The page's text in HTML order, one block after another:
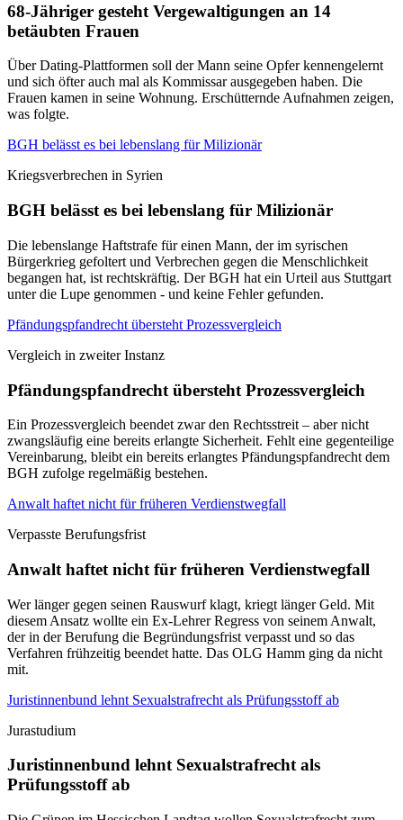
68-Jähriger gesteht Vergewaltigungen an 14
betäubten Frauen
Über Dating-Plattformen soll der Mann seine Opfer kennengelernt
und sich öfter auch mal als Kommissar ausgegeben haben. Die
Frauen kamen in seine Wohnung. Erschütternde Aufnahmen zeigen,
was folgte.
BGH belässt es bei lebenslang für Milizionär
Kriegsverbrechen in Syrien
BGH belässt es bei lebenslang für Milizionär
Die lebenslange Haftstrafe für einen Mann, der im syrischen
Bürgerkrieg gefoltert und Verbrechen gegen die Menschlichkeit
begangen hat, ist rechtskräftig. Der BGH hat ein Urteil aus Stuttgart
unter die Lupe genommen - und keine Fehler gefunden.
Pfändungspfandrecht übersteht Prozessvergleich
Vergleich in zweiter Instanz
Pfändungspfandrecht übersteht Prozessvergleich
Ein Prozessvergleich beendet zwar den Rechtsstreit – aber nicht
zwangsläufig eine bereits erlangte Sicherheit. Fehlt eine gegenteilige
Vereinbarung, bleibt ein bereits erlangtes Pfändungspfandrecht dem
BGH zufolge regelmäßig bestehen.
Anwalt haftet nicht für früheren Verdienstwegfall
Verpasste Berufungsfrist
Anwalt haftet nicht für früheren Verdienstwegfall
Wer länger gegen seinen Rauswurf klagt, kriegt länger Geld. Mit
diesem Ansatz wollte ein Ex-Lehrer Regress von seinem Anwalt,
der in der Berufung die Begründungsfrist verpasst und so das
Verfahren frühzeitig beendet hatte. Das OLG Hamm ging da nicht
mit.
Juristinnenbund lehnt Sexualstrafrecht als Prüfungsstoff ab
Jurastudium
Juristinnenbund lehnt Sexualstrafrecht als
Prüfungsstoff ab